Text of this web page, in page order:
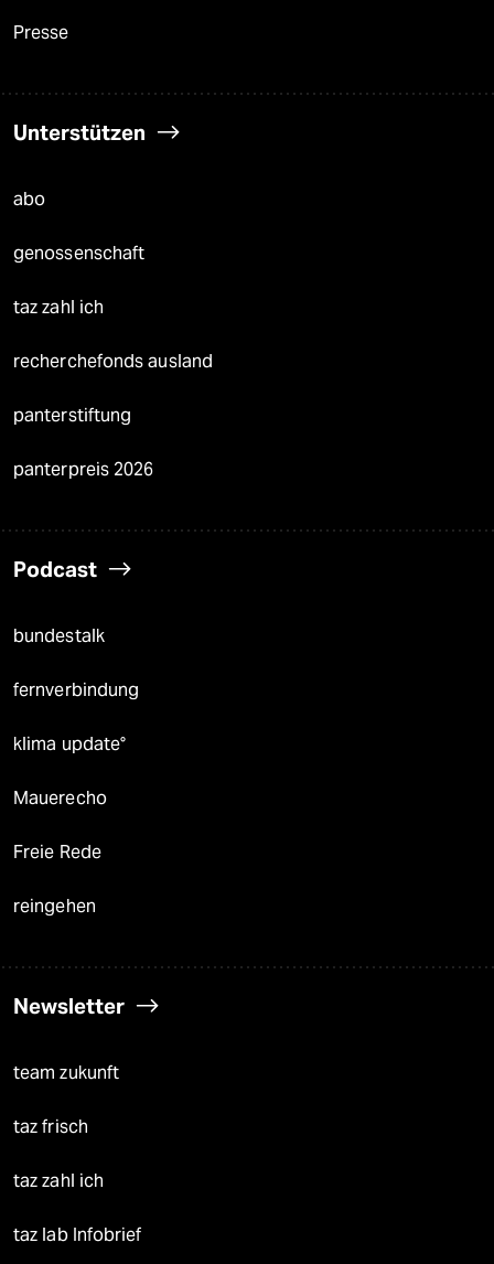
Presse
Unterstützen
abo
genossenschaft
taz zahl ich
recherchefonds ausland
panterstiftung
panterpreis 2026
Podcast
bundestalk
fernverbindung
klima update°
Mauerecho
Freie Rede
reingehen
Newsletter
team zukunft
taz frisch
taz zahl ich
taz lab Infobrief